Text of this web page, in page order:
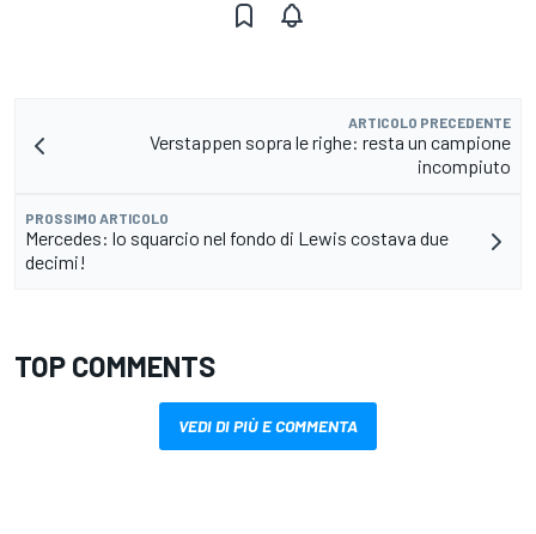
ARTICOLO PRECEDENTE
Verstappen sopra le righe: resta un campione
incompiuto
PROSSIMO ARTICOLO
Mercedes: lo squarcio nel fondo di Lewis costava due
decimi!
TOP COMMENTS
VEDI DI PIÙ E COMMENTA